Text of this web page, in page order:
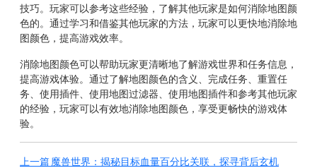
技巧。玩家可以参考这些经验，了解其他玩家是如何消除地图颜
色的。通过学习和借鉴其他玩家的方法，玩家可以更快地消除地
图颜色，提高游戏效率。
消除地图颜色可以帮助玩家更清晰地了解游戏世界和任务信息，
提高游戏体验。通过了解地图颜色的含义、完成任务、重置任
务、使用插件、使用地图过滤器、使用地图插件和参考其他玩家
的经验，玩家可以有效地消除地图颜色，享受更畅快的游戏体
验。
上一篇魔兽世界：揭秘目标血量百分比关联，探寻背后玄机